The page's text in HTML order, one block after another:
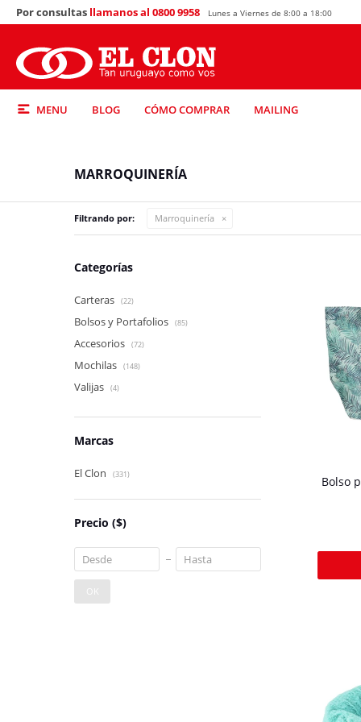
MENU BLOG CÓMO COMPRAR MAILING
Por consultas llamanos al 0800 9958 Lunes a Viernes de 8:00 a 18:00
MARROQUINERÍA
Filtrando por: Marroquinería
Bolso
Categorías
Carteras (22)
Bolsos y Portafolios (85)
Accesorios (72)
Mochilas (148)
Valijas (4)
Marcas
El Clon (331)
Precio ($)
OK